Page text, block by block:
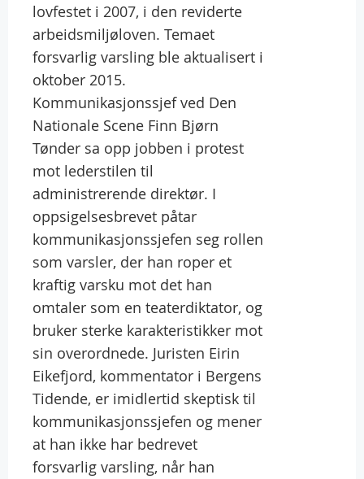
lovfestet i 2007, i den reviderte
arbeidsmiljøloven. Temaet
forsvarlig varsling ble aktualisert i
oktober 2015.
Kommunikasjonssjef ved Den
Nationale Scene Finn Bjørn
Tønder sa opp jobben i protest
mot lederstilen til
administrerende direktør. I
oppsigelsesbrevet påtar
kommunikasjonssjefen seg rollen
som varsler, der han roper et
kraftig varsku mot det han
omtaler som en teaterdiktator, og
bruker sterke karakteristikker mot
sin overordnede. Juristen Eirin
Eikefjord, kommentator i Bergens
Tidende, er imidlertid skeptisk til
kommunikasjonssjefen og mener
at han ikke har bedrevet
forsvarlig varsling, når han